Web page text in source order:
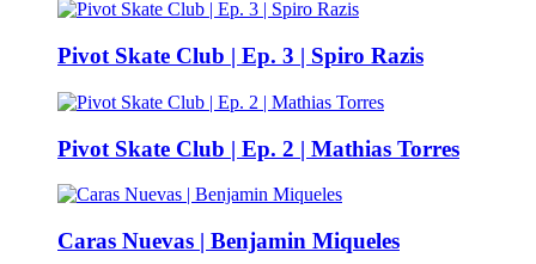
Pivot Skate Club | Ep. 3 | Spiro Razis
Pivot Skate Club | Ep. 2 | Mathias Torres
Caras Nuevas | Benjamin Miqueles